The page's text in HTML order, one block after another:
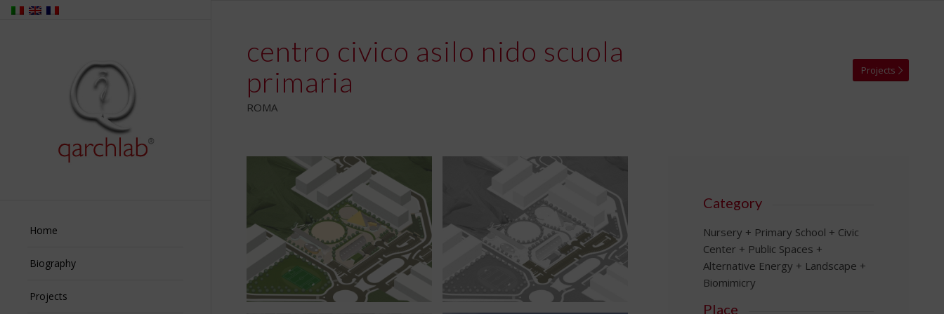
Home
Biography
Projects
centro civico asilo nido scuola
primaria
ROMA
Projects
Category
Nursery + Primary School + Civic
Center + Public Spaces +
Alternative Energy + Landscape +
Biomimicry
Place